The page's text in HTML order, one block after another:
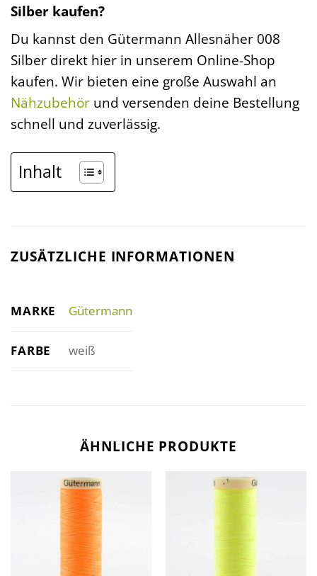
Silber kaufen?
Du kannst den Gütermann Allesnäher 008
Silber direkt hier in unserem Online-Shop
kaufen. Wir bieten eine große Auswahl an
Nähzubehör und versenden deine Bestellung
schnell und zuverlässig.
Inhalt
ZUSÄTZLICHE INFORMATIONEN
MARKE Gütermann
FARBE weiß
ÄHNLICHE PRODUKTE